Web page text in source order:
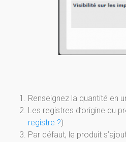
Renseignez la quantité en
Les registres d’origine du
registre ?)
Par défaut, le produit